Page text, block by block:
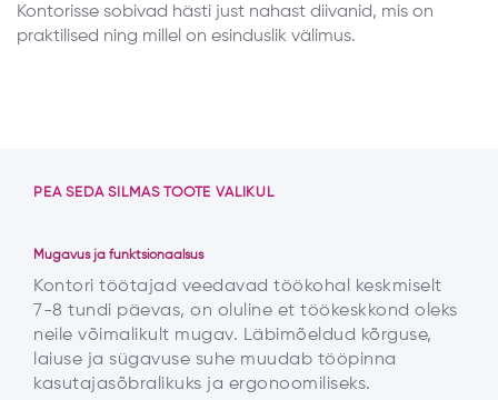
Kontorisse sobivad hästi just nahast diivanid, mis on
praktilised ning millel on esinduslik välimus.
PEA SEDA SILMAS TOOTE VALIKUL
Mugavus ja funktsionaalsus
Kontori töötajad veedavad töökohal keskmiselt
7-8 tundi päevas, on oluline et töökeskkond oleks
neile võimalikult mugav. Läbimõeldud kõrguse,
laiuse ja sügavuse suhe muudab tööpinna
kasutajasõbralikuks ja ergonoomiliseks.